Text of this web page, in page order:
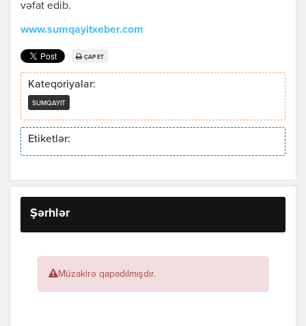
vəfat edib.
www.sumqayitxeber.com
ÇAP ET
Kateqoriyalar:
SUMQAYIT
Etiketlər:
Şərhlər
Müzakirə qapadılmışdır.